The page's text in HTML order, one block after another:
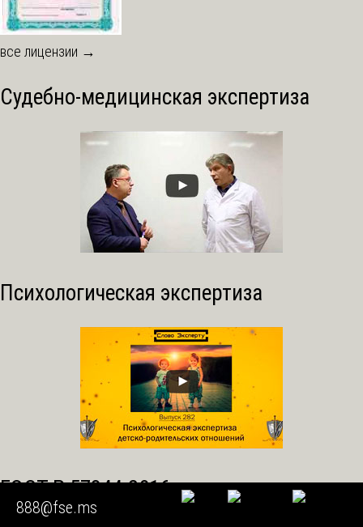
все лицензии →
Судебно-медицинская экспертиза
Психологическая экспертиза
ГОСТ Р 57344-2016
888@fse.ms